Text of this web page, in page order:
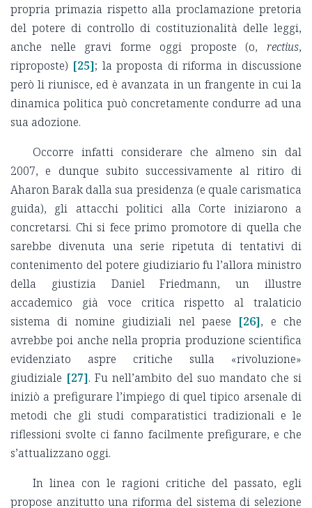
propria primazia rispetto alla proclamazione pretoria
del potere di controllo di costituzionalità delle leggi,
anche nelle gravi forme oggi proposte (o, rectius,
riproposte) [25]; la proposta di riforma in discussione
però li riunisce, ed è avanzata in un frangente in cui la
dinamica politica può concretamente condurre ad una
sua adozione.
Occorre infatti considerare che almeno sin dal
2007, e dunque subito successivamente al ritiro di
Aharon Barak dalla sua presidenza (e quale carismatica
guida), gli attacchi politici alla Corte iniziarono a
concretarsi. Chi si fece primo promotore di quella che
sarebbe divenuta una serie ripetuta di tentativi di
contenimento del potere giudiziario fu l’allora ministro
della giustizia Daniel Friedmann, un illustre
accademico già voce critica rispetto al tralaticio
sistema di nomine giudiziali nel paese [26], e che
avrebbe poi anche nella propria produzione scientifica
evidenziato aspre critiche sulla «rivoluzione»
giudiziale [27]. Fu nell’ambito del suo mandato che si
iniziò a prefigurare l’impiego di quel tipico arsenale di
metodi che gli studi comparatistici tradizionali e le
riflessioni svolte ci fanno facilmente prefigurare, e che
s’attualizzano oggi.
In linea con le ragioni critiche del passato, egli
propose anzitutto una riforma del sistema di selezione